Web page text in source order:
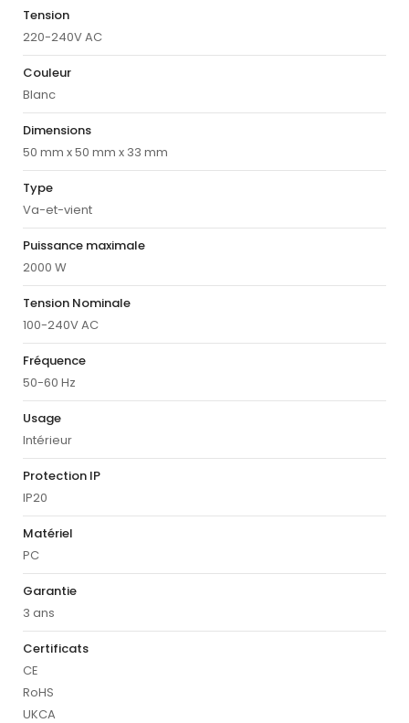
Tension
220-240V AC
Couleur
Blanc
Dimensions
50 mm x 50 mm x 33 mm
Type
Va-et-vient
Puissance maximale
2000 W
Tension Nominale
100-240V AC
Fréquence
50-60 Hz
Usage
Intérieur
Protection IP
IP20
Matériel
PC
Garantie
3 ans
Certificats
CE
RoHS
UKCA